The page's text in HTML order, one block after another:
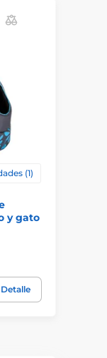
(1)
y gato
Detalle